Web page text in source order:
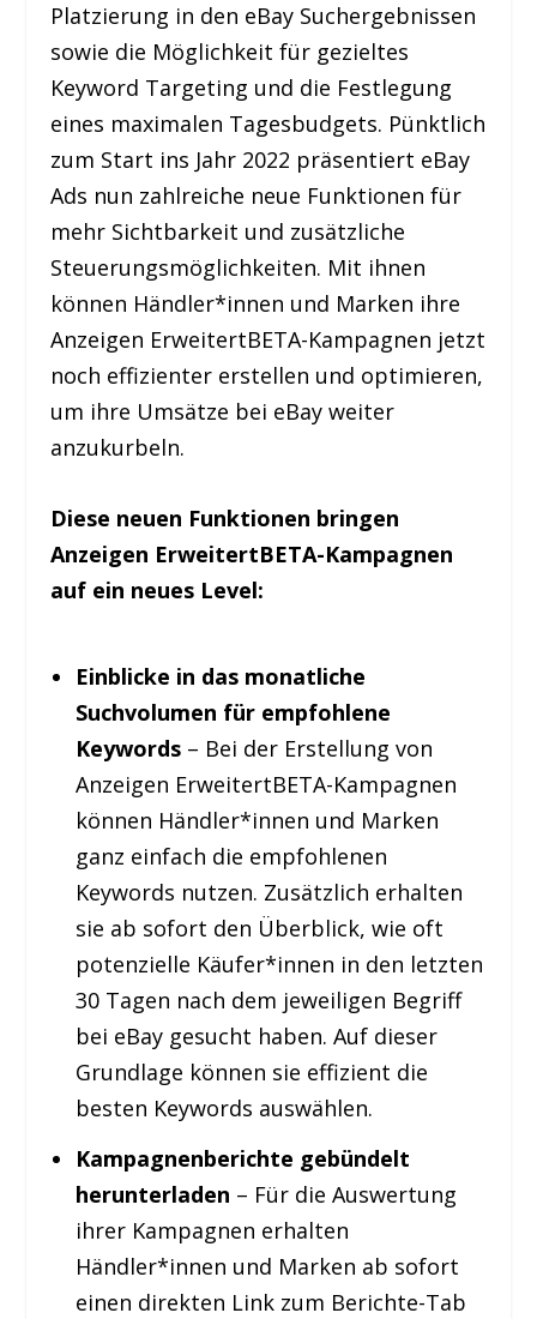
Platzierung in den eBay Suchergebnissen
sowie die Möglichkeit für gezieltes
Keyword Targeting und die Festlegung
eines maximalen Tagesbudgets. Pünktlich
zum Start ins Jahr 2022 präsentiert eBay
Ads nun zahlreiche neue Funktionen für
mehr Sichtbarkeit und zusätzliche
Steuerungsmöglichkeiten. Mit ihnen
können Händler*innen und Marken ihre
Anzeigen ErweitertBETA-Kampagnen jetzt
noch effizienter erstellen und optimieren,
um ihre Umsätze bei eBay weiter
anzukurbeln.
Diese neuen Funktionen bringen
Anzeigen ErweitertBETA-Kampagnen
auf ein neues Level:
Einblicke in das monatliche
Suchvolumen für empfohlene
Keywords– Bei der Erstellung von
Anzeigen ErweitertBETA-Kampagnen
können Händler*innen und Marken
ganz einfach die empfohlenen
Keywords nutzen. Zusätzlich erhalten
sie ab sofort den Überblick, wie oft
potenzielle Käufer*innen in den letzten
30 Tagen nach dem jeweiligen Begriff
bei eBay gesucht haben. Auf dieser
Grundlage können sie effizient die
besten Keywords auswählen.
Kampagnenberichte gebündelt
herunterladen – Für die Auswertung
ihrer Kampagnen erhalten
Händler*innen und Marken ab sofort
einen direkten Link zum Berichte-Tab